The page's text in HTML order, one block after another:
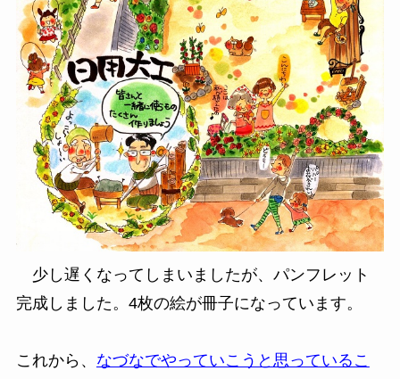
少し遅くなってしまいましたが、パンフレット
完成しました。4枚の絵が冊子になっています。
これから、 なづなでやっていこうと思っているこ